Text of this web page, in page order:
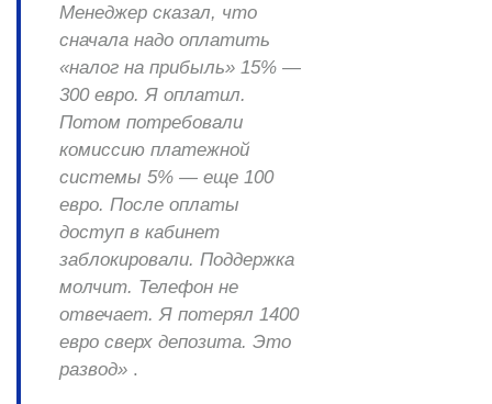
Менеджер сказал, что
сначала надо оплатить
«налог на прибыль» 15% —
300 евро. Я оплатил.
Потом потребовали
комиссию платежной
системы 5% — еще 100
евро. После оплаты
доступ в кабинет
заблокировали. Поддержка
молчит. Телефон не
отвечает. Я потерял 1400
евро сверх депозита. Это
развод» .